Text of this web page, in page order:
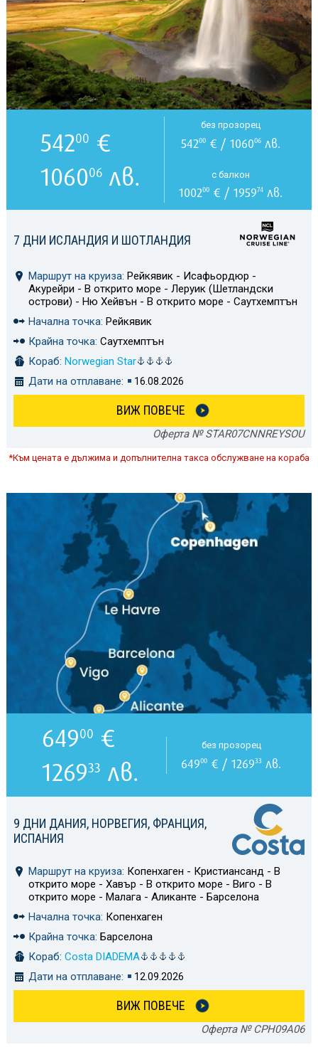
7 ДНИ ИСЛАНДИЯ И ШОТЛАНДИЯ
Маршрут на круиза: Рейкявик - Исафьордюр -
Акурейри - В открито море - Леруик (Шетландски
острови) - Ню Хейвън - В открито море - Саутхемптън
Начална точка: Рейкявик
Крайна точка: Саутхемптън
Кораб: Norwegian Star
Дати на отплаване:
16.08.2026
ВИЖ ПОВЕЧЕ
Оферта № STAR07CNNREYSOU
54200 €
106006лв.
без прозорец
54200 € / 106006 лв.
с балкон
100200 € / 195974 лв.
*Към цената е дължима и допълнителна такса обслужване на кораба
9 ДНИ ДАНИЯ, НОРВЕГИЯ, ФРАНЦИЯ,
ИСПАНИЯ
Маршрут на круиза: Копенхаген - Кристиансанд - В
открито море - Хавър - В открито море - Виго - В
открито море - Малага - Аликанте - Барселона
Начална точка: Копенхаген
Крайна точка: Барселона
Кораб: Costa DIADEMA
Дати на отплаване:
12.09.2026
ВИЖ ПОВЕЧЕ
Оферта № CPH09A06
64900 €
126933 лв.
без прозорец
64900 € / 126933 лв.